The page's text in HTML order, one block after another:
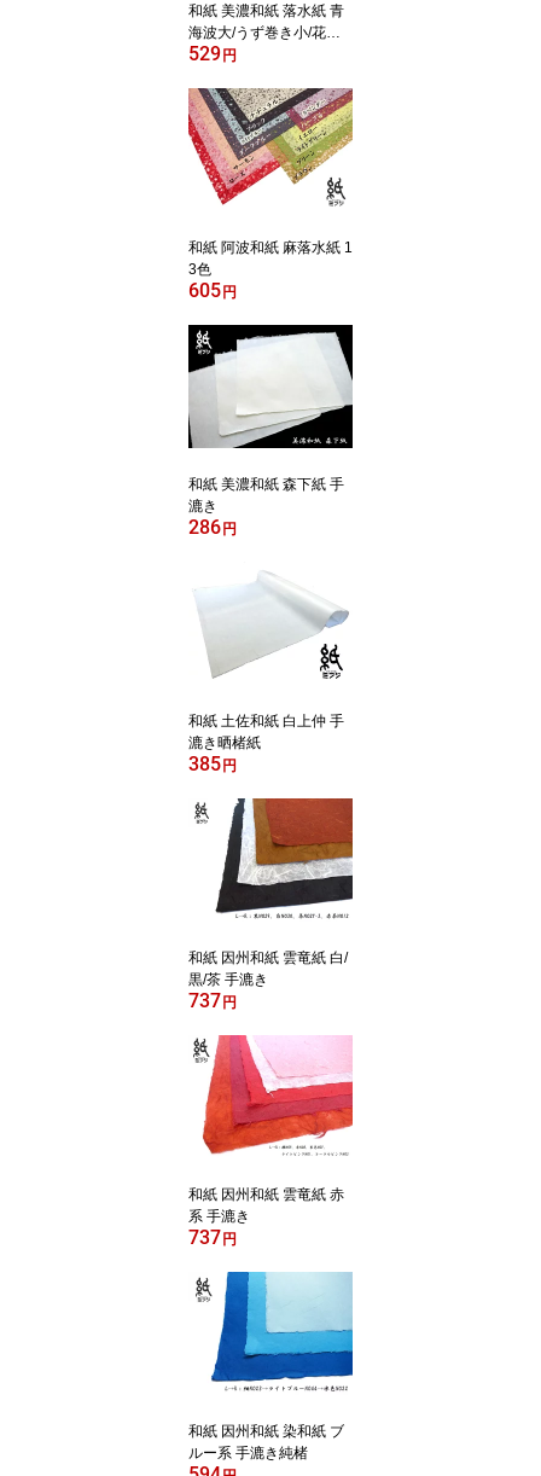
和紙 美濃和紙 落水紙 青
海波大/うず巻き小/花麻/
七宝/菊唐草 手漉き
529 円
和紙 阿波和紙 麻落水紙 1
3色
605 円
和紙 美濃和紙 森下紙 手
漉き
286 円
和紙 土佐和紙 白上仲 手
漉き晒楮紙
385 円
和紙 因州和紙 雲竜紙 白/
黒/茶 手漉き
737 円
和紙 因州和紙 雲竜紙 赤
系 手漉き
737 円
和紙 因州和紙 染和紙 ブ
ルー系 手漉き純楮